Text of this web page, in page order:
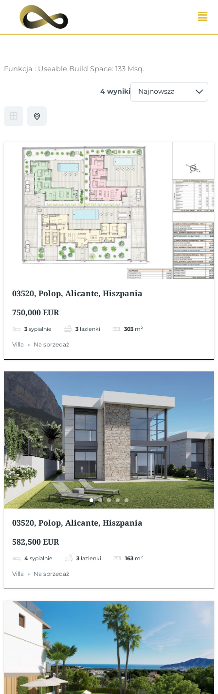
Przejdź
Funkcja : Useable Build Space: 133 Msq.
4 wyniki
03520, Polop, Alicante, Hiszpania
750,000 EUR
3 sypialnie 3 łazienki 303 m²
Villa Na sprzedaż
03520, Polop, Alicante, Hiszpania
582,500 EUR
4 sypialnie 3 łazienki 163 m²
Villa Na sprzedaż